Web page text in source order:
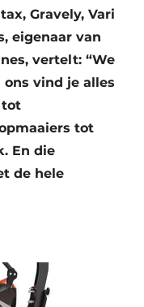
Gravely, Vari
eigenaar van
vertelt: “We
vind je alles
tot
tot
En die
de hele